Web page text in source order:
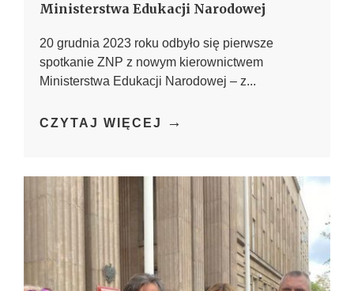
Ministerstwa Edukacji Narodowej
20 grudnia 2023 roku odbyło się pierwsze
spotkanie ZNP z nowym kierownictwem
Ministerstwa Edukacji Narodowej – z...
CZYTAJ WIĘCEJ →